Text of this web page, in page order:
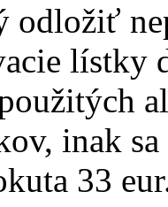
lístky
inak
33